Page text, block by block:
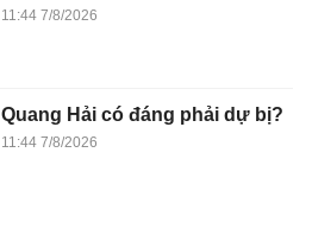
11:44 7/8/2026
Quang Hải có đáng phải dự bị?
11:44 7/8/2026